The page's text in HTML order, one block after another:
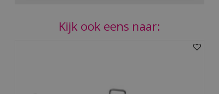
Kijk ook eens naar: